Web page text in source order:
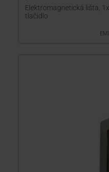
Elektromagnetická lišta,
tlačidlo